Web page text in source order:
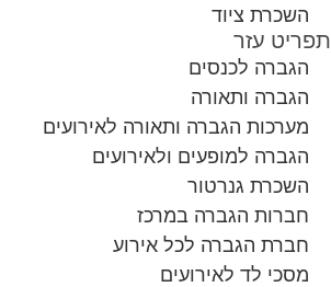
השכרת ציוד
תפריט עזר
הגברה לכנסים
הגברה ותאורה
מערכות הגברה ותאורה לאירועים
הגברה למופעים ולאירועים
השכרת גנרטור
חברות הגברה במרכז
חברת הגברה לכל אירוע
מסכי לד לאירועים